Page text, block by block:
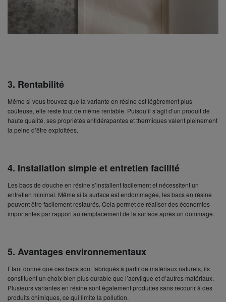
3. Rentabilité
Même si vous trouvez que la variante en résine est légèrement plus
coûteuse, elle reste tout de même rentable. Puisqu’il s’agit d’un produit de
haute qualité, ses propriétés antidérapantes et thermiques valent pleinement
la peine d’être exploitées.
4. Installation simple et entretien facilité
Les bacs de douche en résine s’installent facilement et nécessitent un
entretien minimal. Même si la surface est endommagée, les bacs en résine
peuvent être facilement restaurés. Cela permet de réaliser des économies
importantes par rapport au remplacement de la surface après un dommage.
5. Avantages environnementaux
Étant donné que ces bacs sont fabriqués à partir de matériaux naturels, ils
constituent un choix bien plus durable que l’acrylique et d’autres matériaux.
Plusieurs variantes en résine sont également produites sans recourir à des
produits chimiques, ce qui limite la pollution.